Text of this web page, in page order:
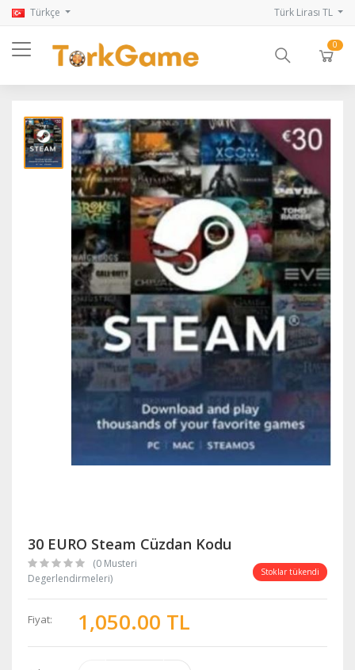
Türkçe Türk Lirası TL
0
30 EURO Steam Cüzdan Kodu
(0 Musteri
Degerlendirmeleri)
Stoklar tükendi
Fiyat: 1,050.00 TL